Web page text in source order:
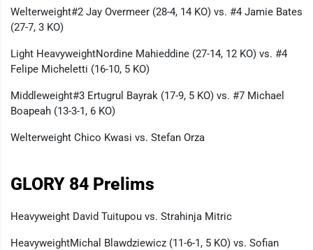
Welterweight#2 Jay Overmeer (28-4, 14 KO) vs. #4 Jamie Bates
(27-7, 3 KO)
Light HeavyweightNordine Mahieddine (27-14, 12 KO) vs. #4
Felipe Micheletti (16-10, 5 KO)
Middleweight#3 Ertugrul Bayrak (17-9, 5 KO) vs. #7 Michael
Boapeah (13-3-1, 6 KO)
Welterweight Chico Kwasi vs. Stefan Orza
GLORY 84 Prelims
Heavyweight David Tuitupou vs. Strahinja Mitric
HeavyweightMichal Blawdziewicz (11-6-1, 5 KO) vs. Sofian